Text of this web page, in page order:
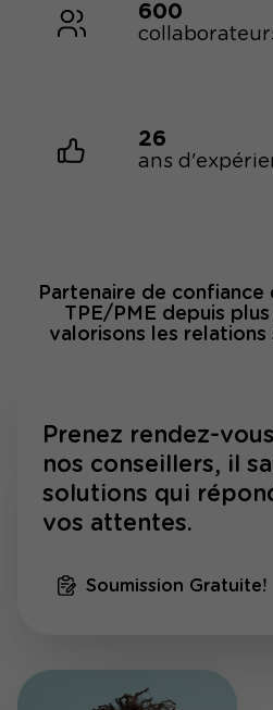
600
26
ans
Partenaire de
TPE/PME depuis
valorisons les
Prenez rendez-
nos conseillers, il
solutions qui
vos attentes.
Soumission Gratuite!